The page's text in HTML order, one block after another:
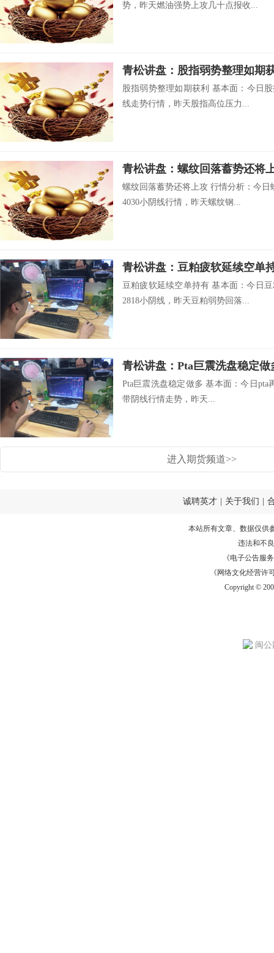
势，昨天燃油强势上攻几十点报收...
青松讲盘：股指弱势整理如期
股指弱势整理如期获利 基本面：今日
线走势行情，昨天股指高位压力...
青松讲盘：螺纹回落蓄势还将
螺纹回落蓄势还将上攻 行情分析：今日
4030小阴线行情，昨天螺纹钢...
青松讲盘：豆粕疲软延续空单
豆粕疲软延续空单持有 基本面：今日
2818小阴线，昨天豆粕弱势回落...
青松讲盘：Pta巨震洗盘稳定做
Pta巨震洗盘稳定做多 基本面：今日pta
带阴线行情走势，昨天...
进入期货频道>>
诚聘英才 关于我们
本站所有文章、数据仅供
违法和不
《电子公告服务
《网络文化经营许
Copyright ©
闽公